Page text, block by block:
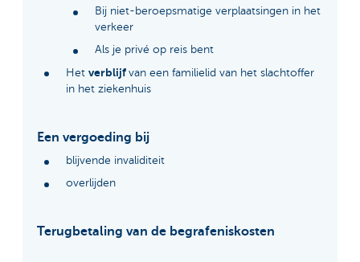
Bij niet-beroepsmatige verplaatsingen in het
verkeer
Als je privé op reis bent
Het verblijf van een familielid van het slachtoffer
in het ziekenhuis
Een vergoeding bij
blijvende invaliditeit
overlijden
Terugbetaling van de begrafeniskosten